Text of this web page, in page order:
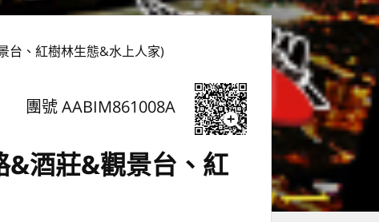
台、紅樹林生態&水上人家)
團號 AABIM861008A
&酒莊&觀景台、紅